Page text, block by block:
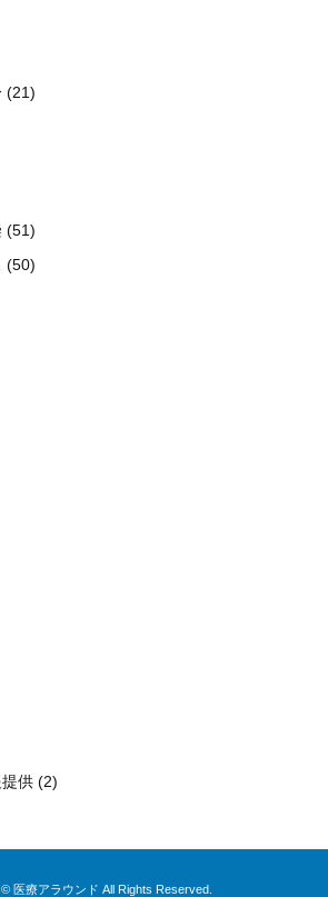
(21)
(51)
(50)
供 (2)
医療アラウンド All Rights Reserved.